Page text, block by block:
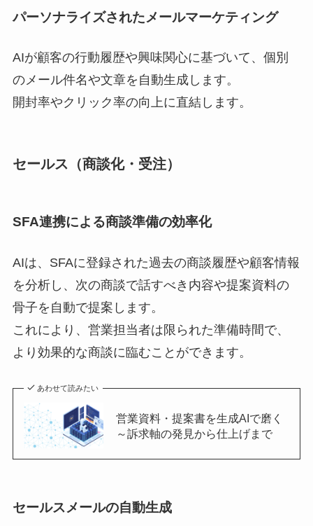
パーソナライズされたメールマーケティング
AIが顧客の行動履歴や興味関心に基づいて、個別
のメール件名や文章を自動生成します。
開封率やクリック率の向上に直結します。
セールス（商談化・受注）
SFA連携による商談準備の効率化
AIは、SFAに登録された過去の商談履歴や顧客情報
を分析し、次の商談で話すべき内容や提案資料の
骨子を自動で提案します。
これにより、営業担当者は限られた準備時間で、
より効果的な商談に臨むことができます。
あわせて読みたい
営業資料・提案書を生成AIで磨く
～訴求軸の発見から仕上げまで
セールスメールの自動生成